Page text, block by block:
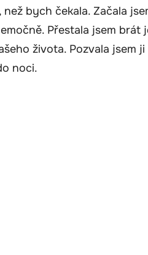
bych čekala. Začala
Přestala jsem brát
života. Pozvala jsem
noci.